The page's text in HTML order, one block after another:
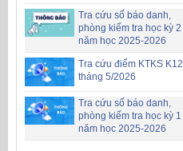
Tra cứu số báo danh,
phòng kiểm tra học kỳ 2
năm học 2025-2026
Tra cứu điểm KTKS K12
tháng 5/2026
Tra cứu số báo danh,
phòng kiểm tra học kỳ 1
năm học 2025-2026